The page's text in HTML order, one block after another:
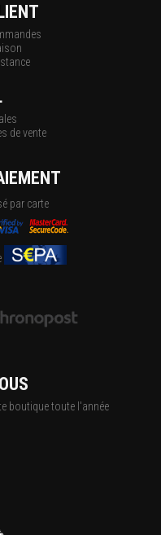
de vente
par carte
boutique toute l'année